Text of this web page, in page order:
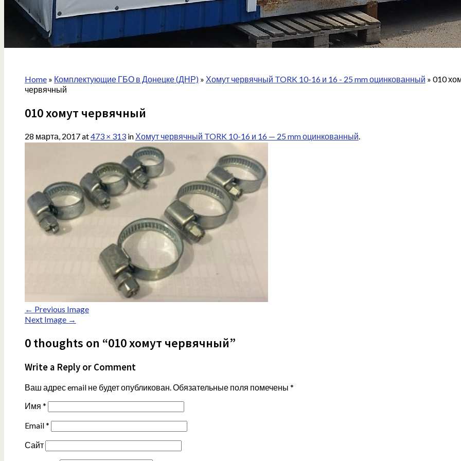
Home» Комплектующие ГБО в Донецке (ДНР)» Хомут червячный TORK 10-16 и 16 - 25 mm оцинкованный » 010
червячный
010 хомут червячный
28 марта, 2017at473 × 313in Хомут червячный TORK 10-16 и 16 — 25 mm оцинкованный.
← Previous Image
Next Image →
0 thoughts on “010 хомут червячный”
Write a Reply or Comment
Ваш адрес email не будет опубликован.Обязательные поля помечены *
Имя *
Email*
Сайт